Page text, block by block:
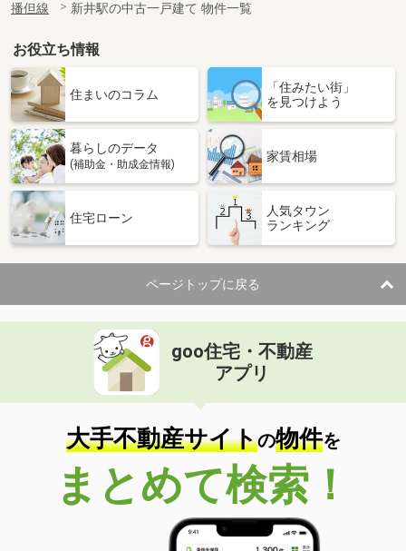
播但線
新井駅の中古一戸建て 物件一覧
お役立ち情報
住まいのコラム
「住みたい街」
を見つけよう
暮らしのデータ
(補助金・助成金情報)
家賃相場
住宅ローン
人気タウン
ランキング
ページトップに戻る
goo住宅・不動産
アプリ
大手不動産サイトの物件を
まとめて検索！